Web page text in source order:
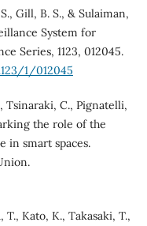
Gill, B. S., & Sulaiman,
System for
Series, 1123, 012045.
1/012045
Tsinaraki, C., Pignatelli,
the role of the
in smart spaces.
T., Kato, K., Takasaki, T.,